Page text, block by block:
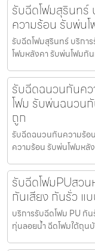
รับฉีดโฟมสุรินท
ความร้อน รับพ่น
รับฉีดโฟมสุรินทร์ บริก
โฟมหลังคา รับพ่นโฟมกั
รับฉีดฉนวนกันคว
โฟม รับพ่นฉนวน
ถูก
รับฉีดฉนวนกันความร้อ
ความร้อน รับพ่นโฟมหลั
รับฉีดโฟมPUสว
กันเสียง กันรั่ว แ
บริการรับฉีดโฟม PU กั
ทุ่นลอยน้ำ ฉีดโฟมใต้ถุน